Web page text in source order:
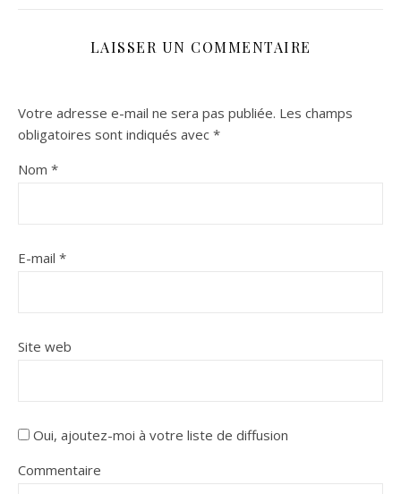
LAISSER UN COMMENTAIRE
Votre adresse e-mail ne sera pas publiée. Les champs
obligatoires sont indiqués avec *
Nom *
E-mail *
Site web
Oui, ajoutez-moi à votre liste de diffusion
Commentaire